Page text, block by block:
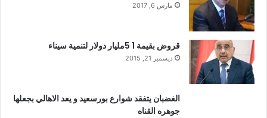
مارس 6, 2017
قروض بقيمة 1 5مليار دولار لتنمية سيناء
ديسمبر 21, 2015
الغضبان يتفقد شوارع بورسعيد و يعد الاهالي بجعلها
جوهره القناه